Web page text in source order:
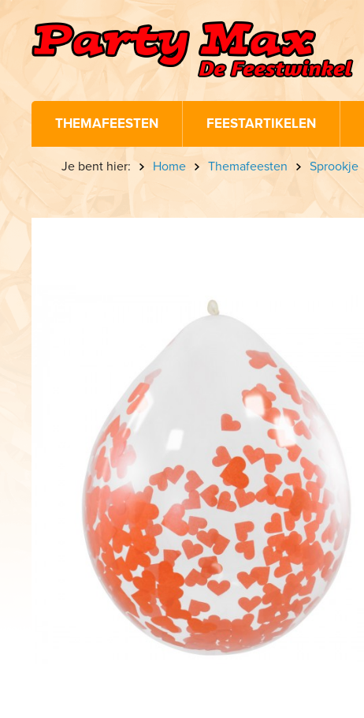
THEMAFEESTEN FEESTARTIKELEN
Je bent hier: Home Themafeesten Sprookje